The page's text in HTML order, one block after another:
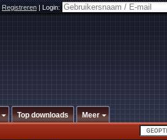
Registreren|Login:
Top downloads Meer